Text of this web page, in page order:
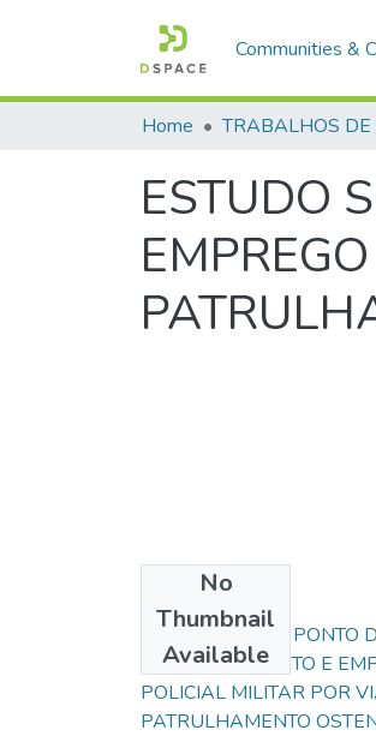
Communities &
Home
ESTUDO
No
Thumbnail
Available
ESTUDO SOBRE PONTO
ESTACIONAMENTO E
POLICIAL MILITAR POR
PATRULHAMENTO